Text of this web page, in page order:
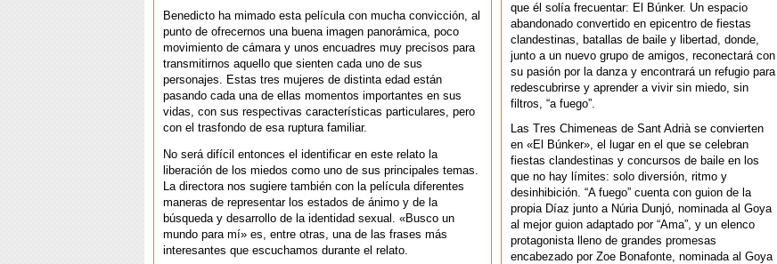
Benedicto ha mimado esta película con mucha convicción, al
punto de ofrecernos una buena imagen panorámica, poco
movimiento de cámara y unos encuadres muy precisos para
transmitirnos aquello que sienten cada uno de sus
personajes. Estas tres mujeres de distinta edad están
pasando cada una de ellas momentos importantes en sus
vidas, con sus respectivas características particulares, pero
con el trasfondo de esa ruptura familiar.
No será difícil entonces el identificar en este relato la
liberación de los miedos como uno de sus principales temas.
La directora nos sugiere también con la película diferentes
maneras de representar los estados de ánimo y de la
búsqueda y desarrollo de la identidad sexual. «Busco un
mundo para mí» es, entre otras, una de las frases más
interesantes que escuchamos durante el relato.
que él solía frecuentar: El Búnker. Un espacio
abandonado convertido en epicentro de fiestas
clandestinas, batallas de baile y libertad, donde,
junto a un nuevo grupo de amigos, reconectará con
su pasión por la danza y encontrará un refugio para
redescubrirse y aprender a vivir sin miedo, sin
filtros, “a fuego”.
Las Tres Chimeneas de Sant Adrià se convierten
en «El Búnker», el lugar en el que se celebran
fiestas clandestinas y concursos de baile en los
que no hay límites: solo diversión, ritmo y
desinhibición. “A fuego” cuenta con guion de la
propia Díaz junto a Núria Dunjó, nominada al Goya
al mejor guion adaptado por “Ama”, y un elenco
protagonista lleno de grandes promesas
encabezado por Zoe Bonafonte, nominada al Goya